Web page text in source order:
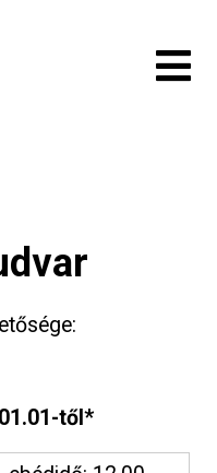
től*